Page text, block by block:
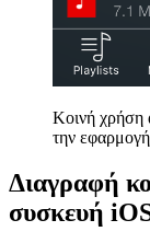
Κοινή χρήση
την εφαρμογή
Διαγραφή
συσκευή